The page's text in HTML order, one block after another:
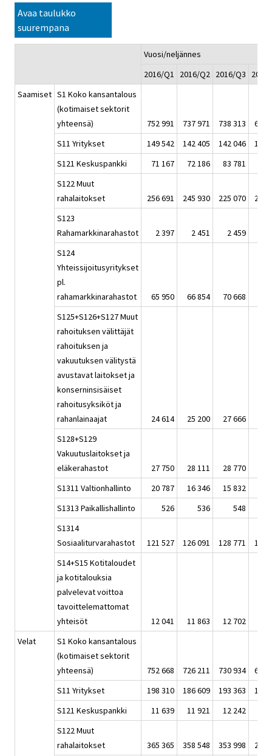
Avaa taulukko
suurempana
Vuosi/neljännes
2016/Q1
2016/Q2 2016/Q3
Saamiset S1 Koko kansantalous
(kotimaiset sektorit
yhteensä)
752 991 737 971 738 313
693
S11 Yritykset
149 542 142 405 142 046
144
S121 Keskuspankki
71 167 72 186 83 781
S122 Muut
rahalaitokset
256 691 245 930 225 070
204
S123
Rahamarkkinarahastot
2 397 2 451 2 459
S124
Yhteissijoitusyritykset
pl.
rahamarkkinarahastot
65 950 66 854 70 668
S125+S126+S127 Muut
rahoituksen välittäjät
rahoituksen ja
vakuutuksen välitystä
avustavat laitokset ja
konserninsisäiset
rahoitusyksiköt ja
rahanlainaajat
24 614 25 200 27 666
S128+S129
Vakuutuslaitokset ja
eläkerahastot
27 750 28 111 28 770
S1311 Valtionhallinto
20 787 16 346 15 832
S1313 Paikallishallinto
526 536 548
S1314
Sosiaaliturvarahastot
121 527 126 091 128 771
133
S14+S15 Kotitaloudet
ja kotitalouksia
palvelevat voittoa
tavoittelemattomat
yhteisöt
12 041 11 863 12 702
Velat
S1 Koko kansantalous
(kotimaiset sektorit
yhteensä)
752 668 726 211 730 934
678
S11 Yritykset
198 310 186 609 193 363
192
S121 Keskuspankki
11 639 11 921 12 242
S122 Muut
rahalaitokset
365 365 358 548 353 998
299